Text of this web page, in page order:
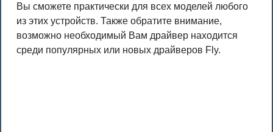
Вы сможете практически для всех моделей любого
из этих устройств. Также обратите внимание,
возможно необходимый Вам драйвер находится
среди популярных или новых драйверов Fly.